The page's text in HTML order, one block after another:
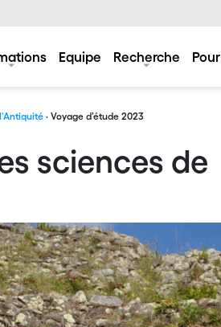
Equipe Recherche
· Voyage d’étude 2023
sciences de